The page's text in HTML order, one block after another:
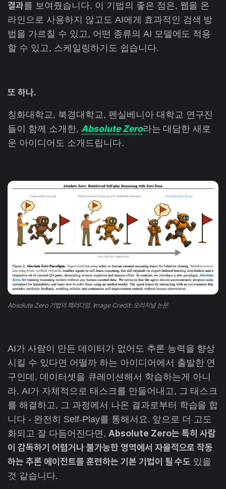
결과를 보여줬습니다. 이 기법의 좋은 점은, 웹을 온
라인으로 사용하지 않고도 AI에게 효과적인 검색 방
법을 가르칠 수 있고, 어떤 종류의 AI 모델에도 적용
할 수 있고, 스케일링하기도 쉽습니다.
또 하나.
칭화대학교, 북경대학교, 펜실베니아 대학교 연구진
들이 함께 소개한, Absolute Zero라는 대담한 새로
운 아이디어도 소개드립니다.
Absolute Zero 기법의 패러다임. Image Credit: 오리지널 논문
AI가 사람이 만든 데이터가 없어도 추론 능력을 향상
시킬 수 있다면 어떨까 하는 아이디어에서 출발한 연
구인데, 데이터셋을 큐레이션해서 학습하는게 아니
라, AI가 자체적으로 태스크를 만들어내고, 그 태스크
를 해결하고, 그 과정에서 나온 결과로부터 학습을 합
니다 - 완전히 Self-Play를 통해서요. 앞으로 더 고도
화되고 잘 다듬어진다면, Absolute Zero는 특히 사람
이 감독하기 어렵거나 불가능한 영역에서 자율적으로 작동
하는 추론 에이전트를 훈련하는 기본 기법이 될 수도 있을
것 같습니다.